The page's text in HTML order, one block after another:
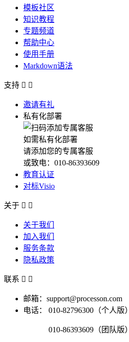
模板社区
知识教程
专题频道
帮助中心
使用手册
Markdown语法
支持  
邀请有礼
私有化部署
如需私有化部署
请添加您的专属客服
或致电：010-86393609
教育认证
对标Visio
关于  
关于我们
加入我们
服务条款
隐私政策
联系  
邮箱：support@processon.com
电话：
010-82796300（个人版）
010-86393609（团队版）